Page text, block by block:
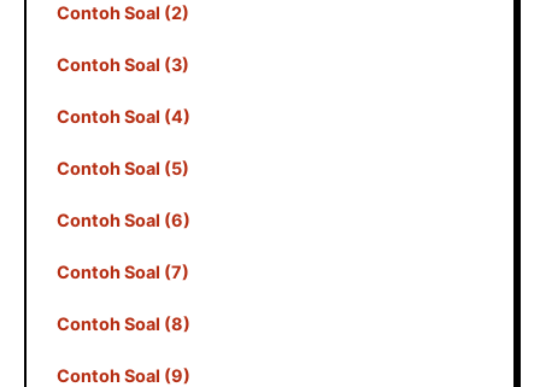
Contoh Soal (2)
Contoh Soal (3)
Contoh Soal (4)
Contoh Soal (5)
Contoh Soal (6)
Contoh Soal (7)
Contoh Soal (8)
Contoh Soal (9)